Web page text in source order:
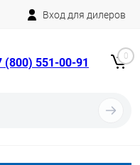
Вход для дилеров
(800) 551-00-91 0